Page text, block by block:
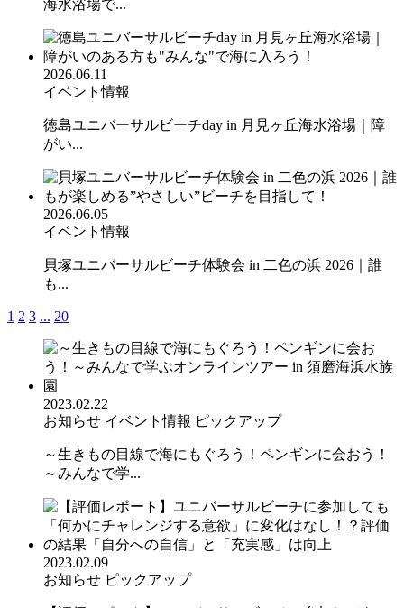
海水浴場で...
2026.06.11
イベント情報
徳島ユニバーサルビーチday in 月見ヶ丘海水浴場｜障
がい...
2026.06.05
イベント情報
貝塚ユニバーサルビーチ体験会 in 二色の浜 2026｜誰
も...
1 2 3 ... 20
2023.02.22
お知らせ イベント情報 ピックアップ
～生きもの目線で海にもぐろう！ペンギンに会おう！
～みんなで学...
2023.02.09
お知らせ ピックアップ